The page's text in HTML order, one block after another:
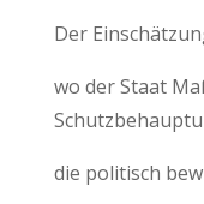
Der
wo der Staat
die politisch